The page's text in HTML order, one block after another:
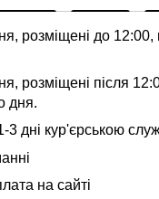
розміщені до 12:00,
розміщені після
дня.
3 дні кур'єрською
на сайті